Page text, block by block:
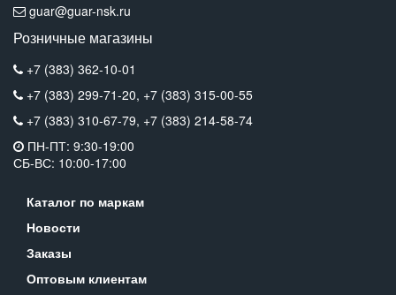
guar@guar-nsk.ru
Розничные магазины
+7 (383) 362-10-01
+7 (383) 299-71-20, +7 (383) 315-00-55
+7 (383) 310-67-79, +7 (383) 214-58-74
ПН-ПТ: 9:30-19:00
СБ-ВС: 10:00-17:00
Каталог по маркам
Новости
Заказы
Оптовым клиентам